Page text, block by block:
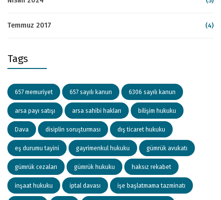
Temmuz 2017 (4)
Tags
657 memuriyet 657 sayılı kanun 6306 sayılı kanun
arsa payı satışı arsa sahibi hakları bilişim hukuku
Dava disiplin soruşturması dış ticaret hukuku
eş durumu tayini gayrimenkul hukuku gümrük avukatı
gümrük cezaları gümrük hukuku haksız rekabet
inşaat hukuku iptal davası işe başlatmama tazminatı